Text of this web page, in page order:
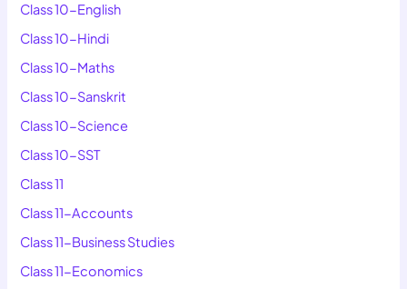
Class 10-English
Class 10-Hindi
Class 10-Maths
Class 10-Sanskrit
Class 10-Science
Class 10-SST
Class 11
Class 11-Accounts
Class 11-Business Studies
Class 11-Economics